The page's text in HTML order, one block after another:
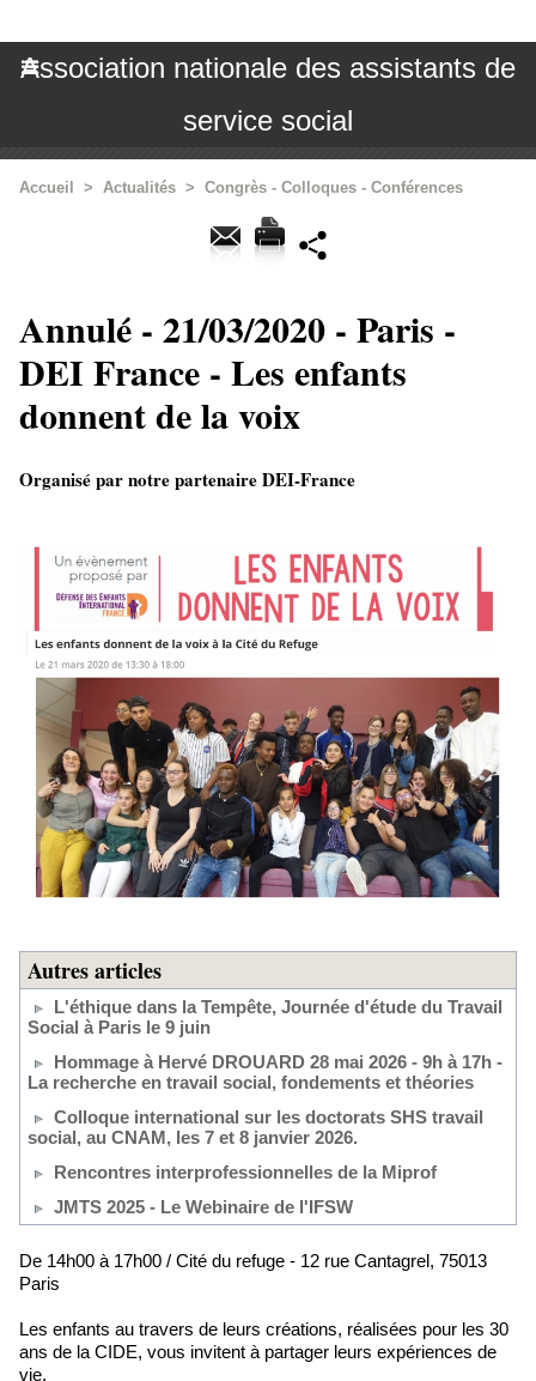
Association nationale des assistants de
service social
Accueil > Actualités > Congrès - Colloques - Conférences
Annulé - 21/03/2020 - Paris -
DEI France - Les enfants
donnent de la voix
Organisé par notre partenaire DEI-France
Autres articles
L'éthique dans la Tempête, Journée d'étude du Travail
Social à Paris le 9 juin
Hommage à Hervé DROUARD 28 mai 2026 - 9h à 17h -
La recherche en travail social, fondements et théories
Colloque international sur les doctorats SHS travail
social, au CNAM, les 7 et 8 janvier 2026.
Rencontres interprofessionnelles de la Miprof
JMTS 2025 - Le Webinaire de l'IFSW
De 14h00 à 17h00 / Cité du refuge - 12 rue Cantagrel, 75013
Paris
Les enfants au travers de leurs créations, réalisées pour les 30
ans de la CIDE, vous invitent à partager leurs expériences de
vie.